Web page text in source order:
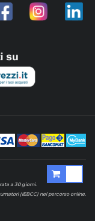
a 30 giorni.
(IEBCC) nel percorso online.